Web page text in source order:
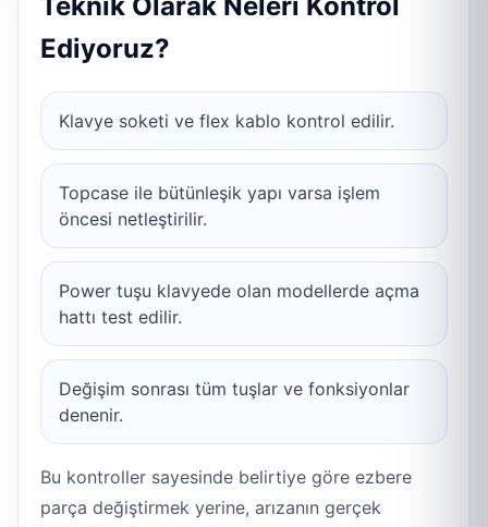
Ediyoruz?
Klavye soketi ve flex kablo kontrol edilir.
Topcase ile bütünleşik yapı varsa işlem
öncesi netleştirilir.
Power tuşu klavyede olan modellerde açma
hattı test edilir.
Değişim sonrası tüm tuşlar ve fonksiyonlar
denenir.
Bu kontroller sayesinde belirtiye göre ezbere
parça değiştirmek yerine, arızanın gerçek